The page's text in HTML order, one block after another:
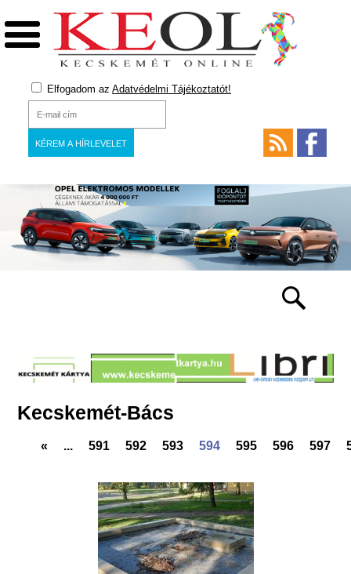
Elfogadom az Adatvédelmi Tájékoztatót!
Kecskemét-Bács
« ... 591 592 593 594 595 596 597